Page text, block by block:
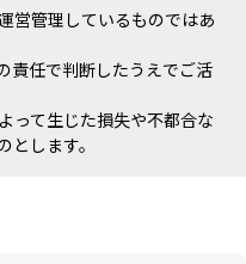
営管理しているものではあ
責任で判断したうえでご活
って生じた損失や不都合な
します。